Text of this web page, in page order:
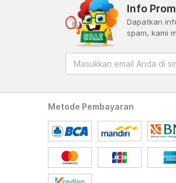
Info
Dapatkan
spam, kami
Metode Pembayaran